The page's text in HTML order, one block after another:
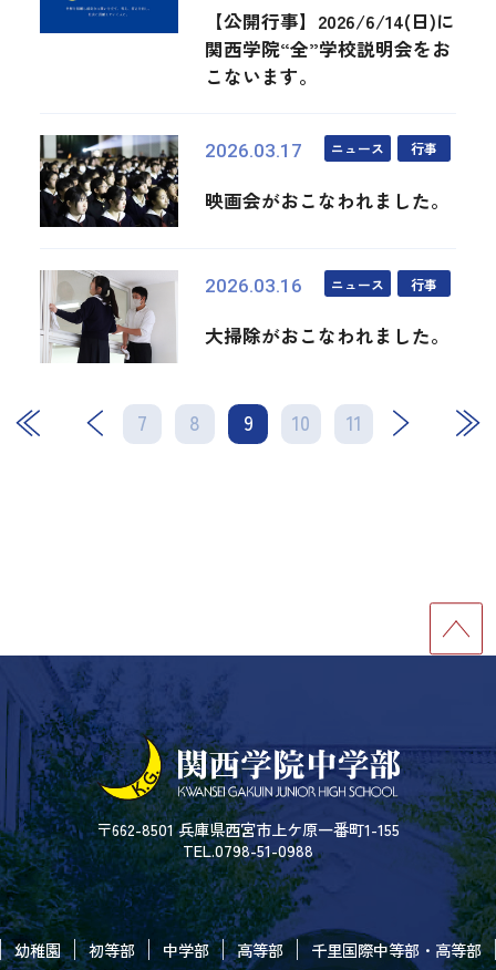
【公開行事】2026/6/14(日)に
関西学院“全”学校説明会をお
こないます。
2026.03.17 ニュース 行事
映画会がおこなわれました。
2026.03.16 ニュース 行事
大掃除がおこなわれました。
7 8 9 10 11
次 最後
〒662-8501 兵庫県西宮市上ケ原一番町1-155
TEL.0798-51-0988
幼稚園 初等部 中学部 高等部 千里国際中等部・高等部